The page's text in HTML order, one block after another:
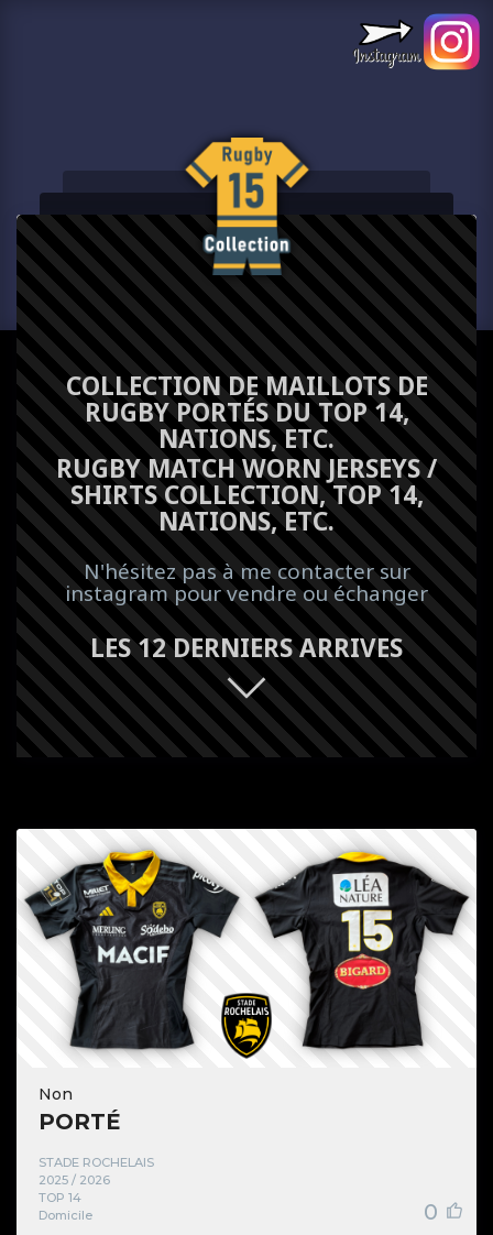
COLLECTION DE MAILLOTS DE
RUGBY PORTÉS DU TOP 14,
NATIONS, ETC.
RUGBY MATCH WORN JERSEYS /
SHIRTS COLLECTION, TOP 14,
NATIONS, ETC.
N'hésitez pas à me contacter sur
instagram pour vendre ou échanger
LES 12 DERNIERS ARRIVES
Non
PORTÉ
STADE ROCHELAIS
2025 / 2026
TOP 14
Domicile
0